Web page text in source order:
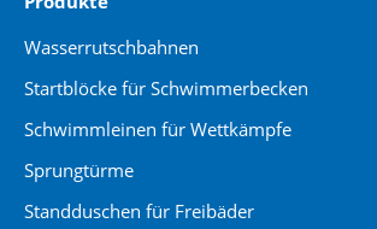
Wasserrutschbahnen
Startblöcke für Schwimmerbecken
Schwimmleinen für Wettkämpfe
Sprungtürme
Standduschen für Freibäder